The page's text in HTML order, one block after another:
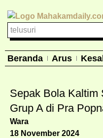
Beranda Arus
Sepak Bola Kaltim
Grup A di Pra
Wara
18 November 2024